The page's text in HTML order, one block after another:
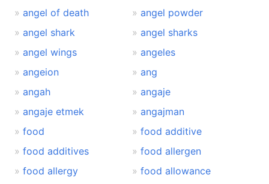
angel of death
angel powder
angel shark
angel sharks
angel wings
angeles
angeion
ang
angah
angaje
angaje etmek
angajman
food
food additive
food additives
food allergen
food allergy
food allowance